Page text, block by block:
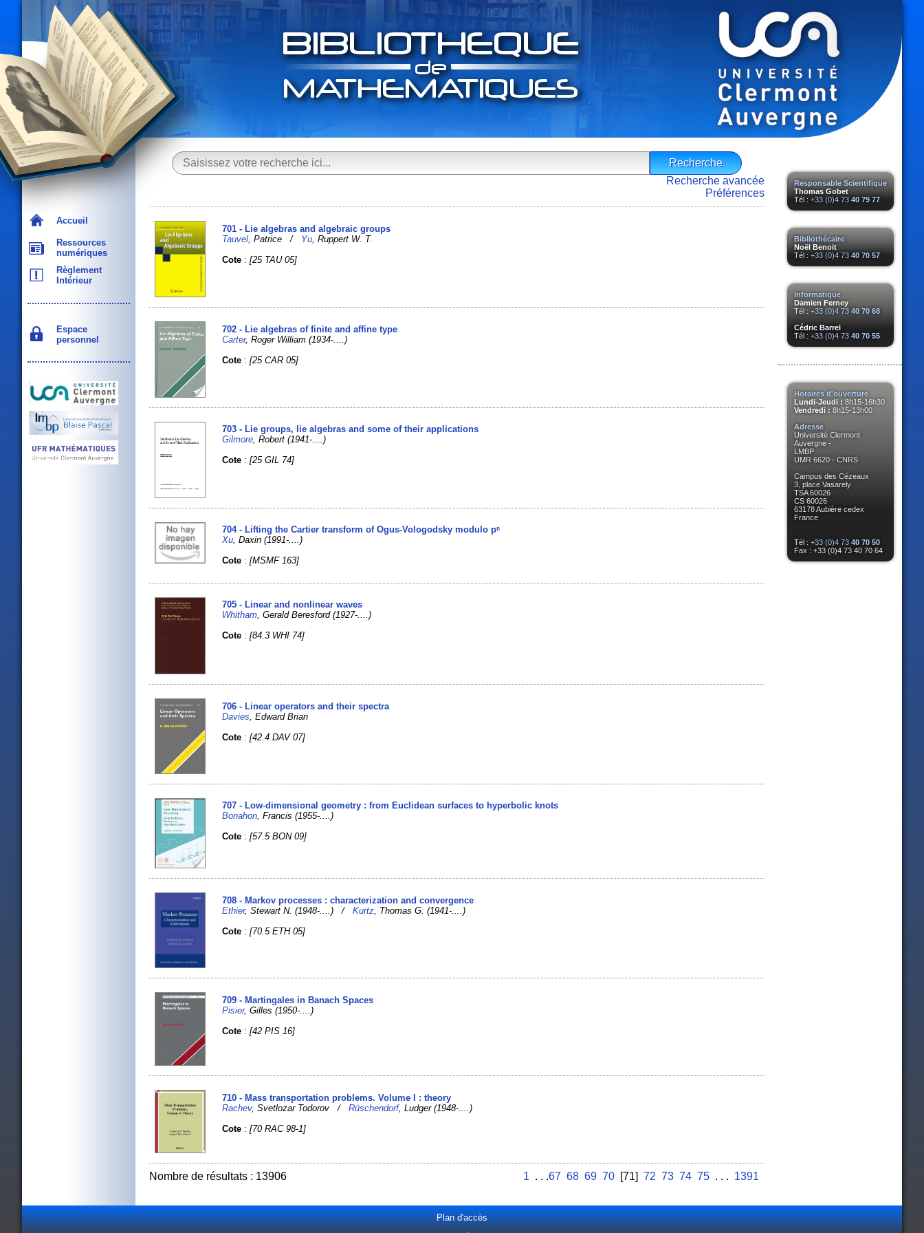
Accueil
Ressources
numériques
Règlement
Intérieur
Espace
personnel
Responsable Scientifique
Thomas Gobet
Tél : +33 (0)4 73 40 79 77
Bibliothécaire
Noël Benoit
Tél : +33 (0)4 73 40 70 57
Informatique
Damien Ferney
Tél : +33 (0)4 73 40 70 68
Cédric Barrel
Tél : +33 (0)4 73 40 70 55
Horaires d'ouverture
Lundi-Jeudi : 8h15-16h30
Vendredi : 8h15-13h00
Adresse
Université Clermont
Auvergne -
LMBP
UMR 6620 - CNRS
Campus des Cézeaux
3, place Vasarely
TSA 60026
CS 60026
63178 Aubière cedex
France
Tél : +33 (0)4 73 40 70 50
Fax : +33 (0)4 73 40 70 64
Recherche avancée
Préférences
701 - Lie algebras and algebraic groups
Tauvel , Patrice / Yu , Ruppert W. T.
Cote :[25 TAU 05]
702 - Lie algebras of finite and affine type
Carter, Roger William (1934-....)
Cote :[25 CAR 05]
703 - Lie groups, lie algebras and some of their applications
Gilmore, Robert (1941-....)
Cote :[25 GIL 74]
704 - Lifting the Cartier transform of Ogus-Vologodsky modulo pⁿ
Xu, Daxin (1991-....)
Cote :[MSMF 163]
705 - Linear and nonlinear waves
Whitham, Gerald Beresford (1927-....)
Cote :[84.3 WHI 74]
706 - Linear operators and their spectra
Davies , Edward Brian
Cote :[42.4 DAV 07]
707 - Low-dimensional geometry : from Euclidean surfaces to hyperbolic knots
Bonahon, Francis (1955-....)
Cote :[57.5 BON 09]
708 - Markov processes : characterization and convergence
Ethier, Stewart N. (1948-....) /Kurtz , Thomas G. (1941-....)
Cote :[70.5 ETH 05]
709 - Martingales in Banach Spaces
Pisier, Gilles (1950-....)
Cote :[42 PIS 16]
710 - Mass transportation problems. Volume I : theory
Rachev, Svetlozar Todorov /Rüschendorf, Ludger (1948-....)
Cote :[70 RAC 98-1]
Nombre de résultats : 13906 1 . . .67 68 69 70 [71] 72 73 74 75 . . . 1391
Plan d'accès